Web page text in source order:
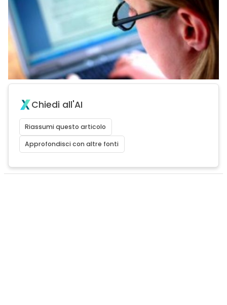
Chiedi all'AI
Riassumi questo articolo
Approfondisci con altre fonti